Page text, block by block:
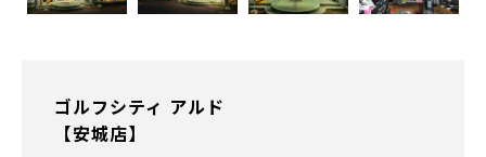
ゴルフシティ アルド
【安城店】